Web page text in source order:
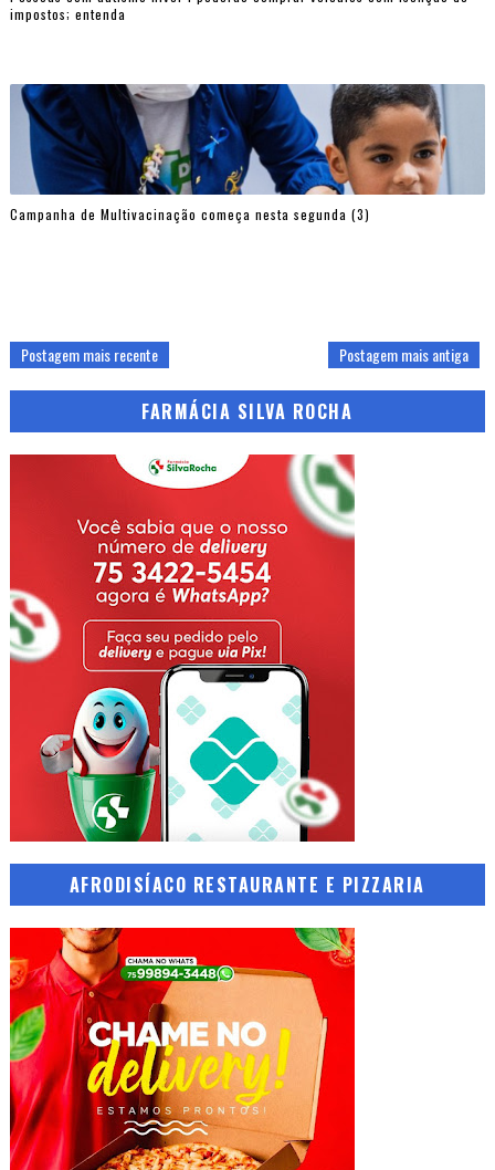
impostos; entenda
Campanha de Multivacinação começa nesta segunda (3)
Postagem mais recente Postagem mais antiga
FARMÁCIA SILVA ROCHA
AFRODISÍACO RESTAURANTE E PIZZARIA